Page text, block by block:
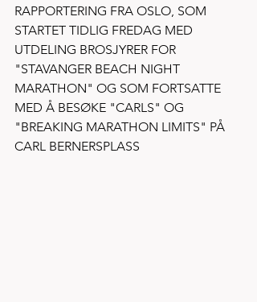
RAPPORTERING FRA OSLO, SOM
STARTET TIDLIG FREDAG MED
UTDELING BROSJYRER FOR
"STAVANGER BEACH NIGHT
MARATHON" OG SOM FORTSATTE
MED Å BESØKE "CARLS" OG
"BREAKING MARATHON LIMITS" PÅ
CARL BERNERSPLASS